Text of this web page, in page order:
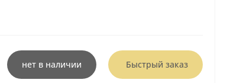
нет в наличии Быстрый заказ